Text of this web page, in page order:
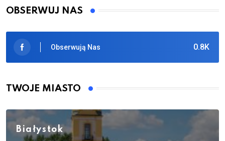
OBSERWUJ NAS
0.8K
Obserwują Nas
TWOJE MIASTO
Białystok